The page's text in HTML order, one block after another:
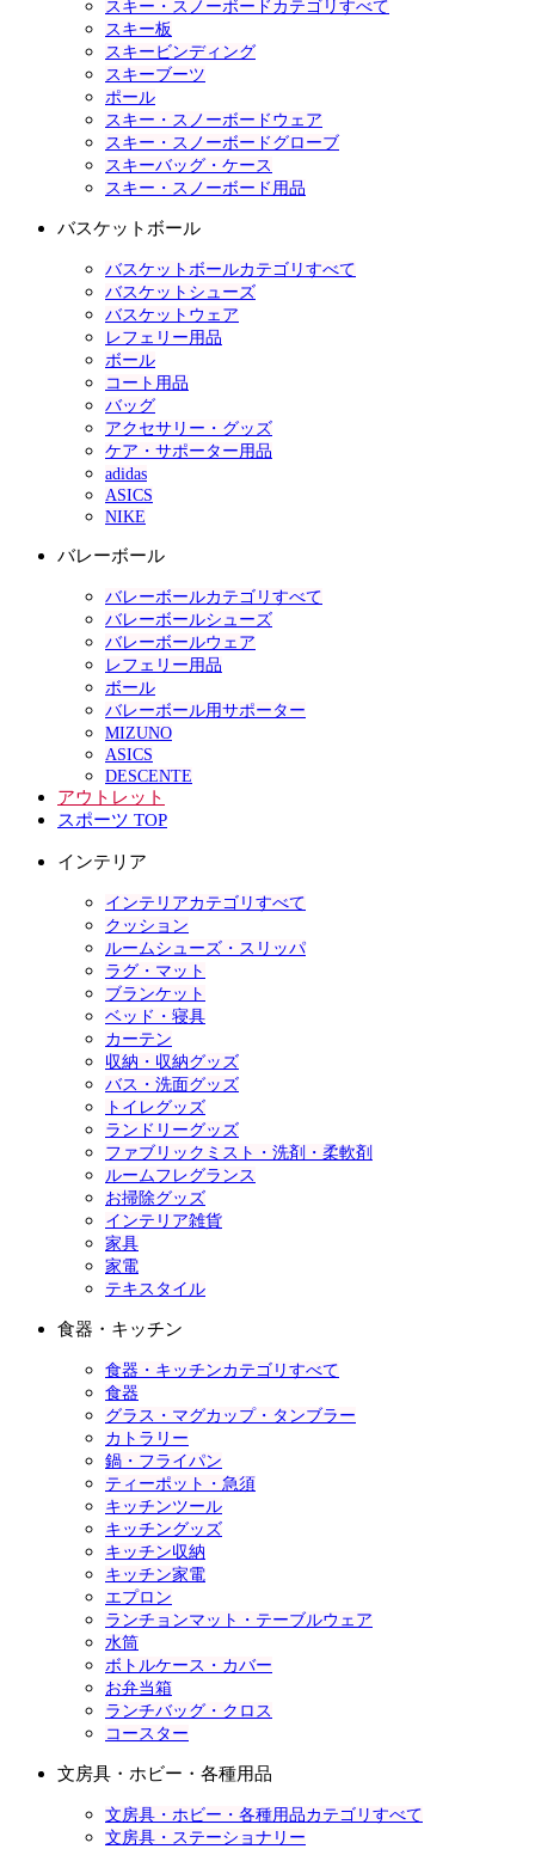
スキー・スノーボードカテゴリすべて
スキー板
スキービンディング
スキーブーツ
ポール
スキー・スノーボードウェア
スキー・スノーボードグローブ
スキーバッグ・ケース
スキー・スノーボード用品
バスケットボール
バスケットボールカテゴリすべて
バスケットシューズ
バスケットウェア
レフェリー用品
ボール
コート用品
バッグ
アクセサリー・グッズ
ケア・サポーター用品
adidas
ASICS
NIKE
バレーボール
バレーボールカテゴリすべて
バレーボールシューズ
バレーボールウェア
レフェリー用品
ボール
バレーボール用サポーター
MIZUNO
ASICS
DESCENTE
アウトレット
スポーツ TOP
インテリア
インテリアカテゴリすべて
クッション
ルームシューズ・スリッパ
ラグ・マット
ブランケット
ベッド・寝具
カーテン
収納・収納グッズ
バス・洗面グッズ
トイレグッズ
ランドリーグッズ
ファブリックミスト・洗剤・柔軟剤
ルームフレグランス
お掃除グッズ
インテリア雑貨
家具
家電
テキスタイル
食器・キッチン
食器・キッチンカテゴリすべて
食器
グラス・マグカップ・タンブラー
カトラリー
鍋・フライパン
ティーポット・急須
キッチンツール
キッチングッズ
キッチン収納
キッチン家電
エプロン
ランチョンマット・テーブルウェア
水筒
ボトルケース・カバー
お弁当箱
ランチバッグ・クロス
コースター
文房具・ホビー・各種用品
文房具・ホビー・各種用品カテゴリすべて
文房具・ステーショナリー